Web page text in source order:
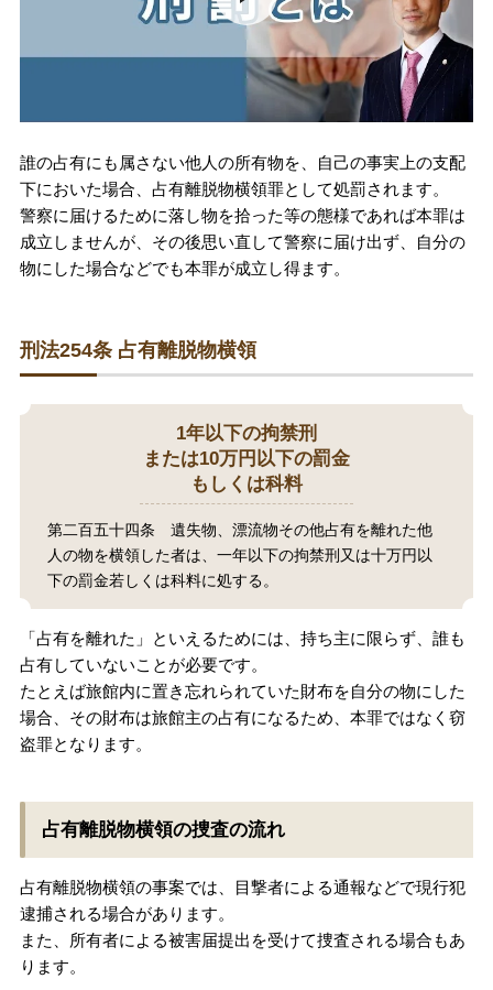
刑事事件を示談で解決したい
アトムについて 知りたい方
弁護士紹介
弁護士費用
アクセス
ご依頼者からのお手紙
無料相談の口コミ評判
刑事事件について知りたい方
刑事事件データベース
誰の占有にも属さない他人の所有物を、自己の事実上の支配
下においた場合、占有離脱物横領罪として処罰されます。
警察に届けるために落し物を拾った等の態様であれば本罪は
成立しませんが、その後思い直して警察に届け出ず、自分の
物にした場合などでも本罪が成立し得ます。
刑法254条 占有離脱物横領
1年以下の拘禁刑
または10万円以下の罰金
もしくは科料
第二百五十四条 遺失物、漂流物その他占有を離れた他
人の物を横領した者は、一年以下の拘禁刑又は十万円以
下の罰金若しくは科料に処する。
「占有を離れた」といえるためには、持ち主に限らず、誰も
占有していないことが必要です。
たとえば旅館内に置き忘れられていた財布を自分の物にした
場合、その財布は旅館主の占有になるため、本罪ではなく窃
盗罪となります。
占有離脱物横領の捜査の流れ
占有離脱物横領の事案では、目撃者による通報などで現行犯
逮捕される場合があります。
また、所有者による被害届提出を受けて捜査される場合もあ
ります。